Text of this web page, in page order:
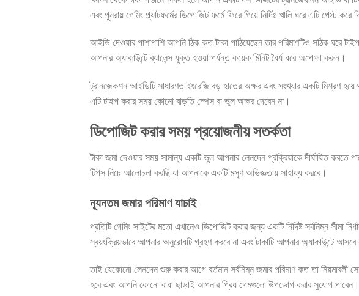
এবং পুনরায় গেমিং প্ল্যাটফর্মের ডিপোজিট ফর্মে ফিরে গিয়ে নির্দিষ্ট খালি ঘরে এটি পেস্ট করে
আইডি দেওয়ার পাশাপাশি আপনি ঠিক কত টাকা পাঠিয়েছেন তার পরিমাণটিও সঠিক ঘরে
আপনার অ্যাকাউন্টে ব্যালেন্স যুক্ত হওয়া পর্যন্ত কয়েক মিনিট ধৈর্য ধরে অপেক্ষা করুন।
ট্রানজেকশন আইডিটি সাধারণত ইংরেজি বড় হাতের অক্ষর এবং সংখ্যার একটি মিশ্রণ
এটি টাইপ করার সময় কোনো বাড়তি স্পেস বা ভুল অক্ষর দেবেন না।
ডিপোজিট করার সময় প্রয়োজনীয় সতর্কতা
টাকা জমা দেওয়ার সময় সামান্য একটি ভুল আপনার লেনদেন প্রক্রিয়াকে দীর্ঘায়িত করতে
টিপস নিচে আলোচনা করছি যা আপনাকে একটি মসৃণ অভিজ্ঞতায় সাহায্য করবে।
ন্যূনতম জমার পরিমাণ যাচাই
প্রতিটি গেমিং সাইটের মতো এখানেও ডিপোজিট করার জন্য একটি নির্দিষ্ট সর্বনিম্ন
স্বয়ংক্রিয়ভাবে আপনার অনুরোধটি গ্রহণ করবে না এবং টাকাটি আপনার অ্যাকাউন্টে আসবে
তাই যেকোনো লেনদেন শুরু করার আগে বর্তমান সর্বনিম্ন জমার পরিমাণ কত তা
হবে এবং আপনি কোনো বাধা ছাড়াই আপনার প্রিয় গেমগুলো উপভোগ করার সুযোগ পাবেন।